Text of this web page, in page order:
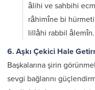
âlihi ve sahbihi
râhimîne bi
lillâhi rabbil âlemîn.
6. Aşkı Çekici Hale
Başkalarına şirin
sevgi bağlarını